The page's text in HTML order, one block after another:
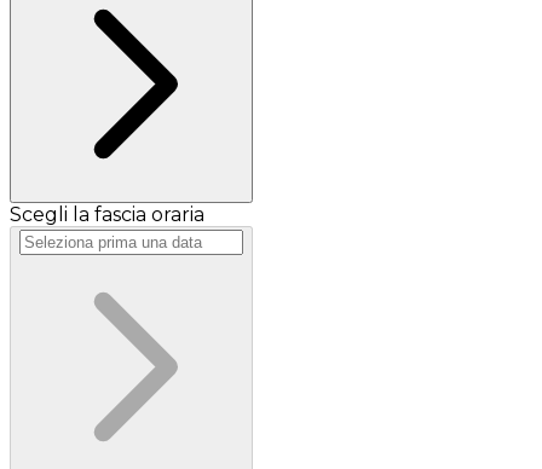
Scegli la fascia oraria